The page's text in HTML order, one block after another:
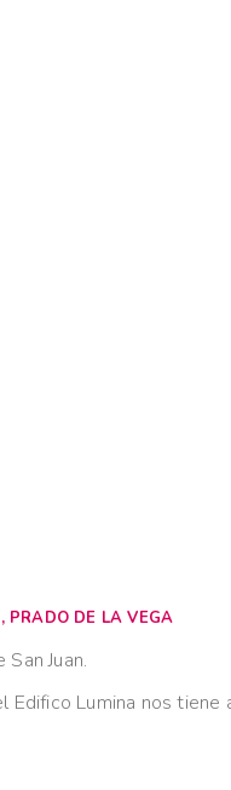
, PRADO DE LA VEGA
Juan.
Lumina nos